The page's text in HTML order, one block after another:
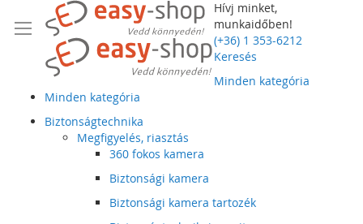
Hívj minket,
munkaidőben!
(+36) 1 353-6212
Keresés
Minden kategória
Minden kategória
Biztonságtechnika
Megfigyelés, riasztás
360 fokos kamera
Biztonsági kamera
Biztonsági kamera tartozék